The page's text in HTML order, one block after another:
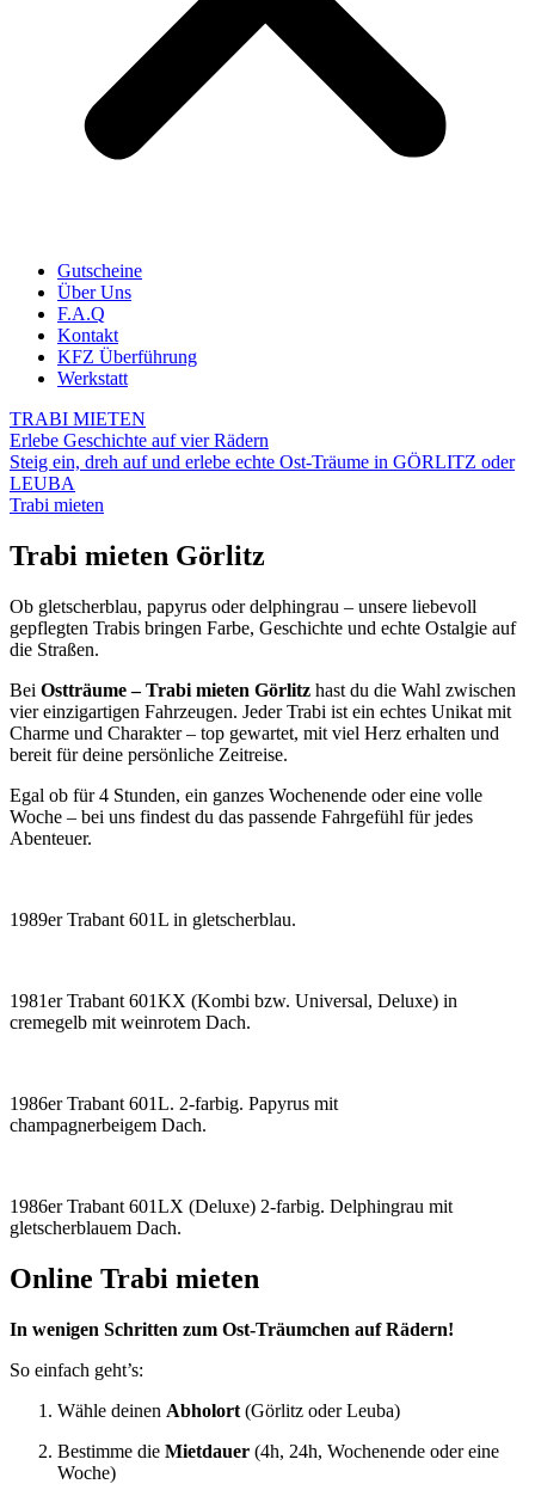
Gutscheine
Über Uns
F.A.Q
Kontakt
KFZ Überführung
Werkstatt
TRABI MIETEN
Erlebe Geschichte auf vier Rädern
Steig ein, dreh auf und erlebe echte Ost-Träume in GÖRLITZ oder
LEUBA
Trabi mieten
Trabi mieten Görlitz
Ob gletscherblau, papyrus oder delphingrau – unsere liebevoll
gepflegten Trabis bringen Farbe, Geschichte und echte Ostalgie auf
die Straßen.
Bei Ostträume – Trabi mieten Görlitz hast du die Wahl zwischen
vier einzigartigen Fahrzeugen. Jeder Trabi ist ein echtes Unikat mit
Charme und Charakter – top gewartet, mit viel Herz erhalten und
bereit für deine persönliche Zeitreise.
Egal ob für 4 Stunden, ein ganzes Wochenende oder eine volle
Woche – bei uns findest du das passende Fahrgefühl für jedes
Abenteuer.
1989er Trabant 601L in gletscherblau.
1981er Trabant 601KX (Kombi bzw. Universal, Deluxe) in
cremegelb mit weinrotem Dach.
1986er Trabant 601L. 2-farbig. Papyrus mit
champagnerbeigem Dach.
1986er Trabant 601LX (Deluxe) 2-farbig. Delphingrau mit
gletscherblauem Dach.
Online Trabi mieten
In wenigen Schritten zum Ost-Träumchen auf Rädern!
So einfach geht’s:
Wähle deinen Abholort (Görlitz oder Leuba)
Bestimme die Mietdauer (4h, 24h, Wochenende oder eine
Woche)